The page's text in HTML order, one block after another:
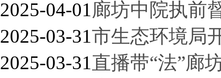
2025-04-01廊坊中院执前
2025-03-31市生态环境局
2025-03-31直播带“法”廊